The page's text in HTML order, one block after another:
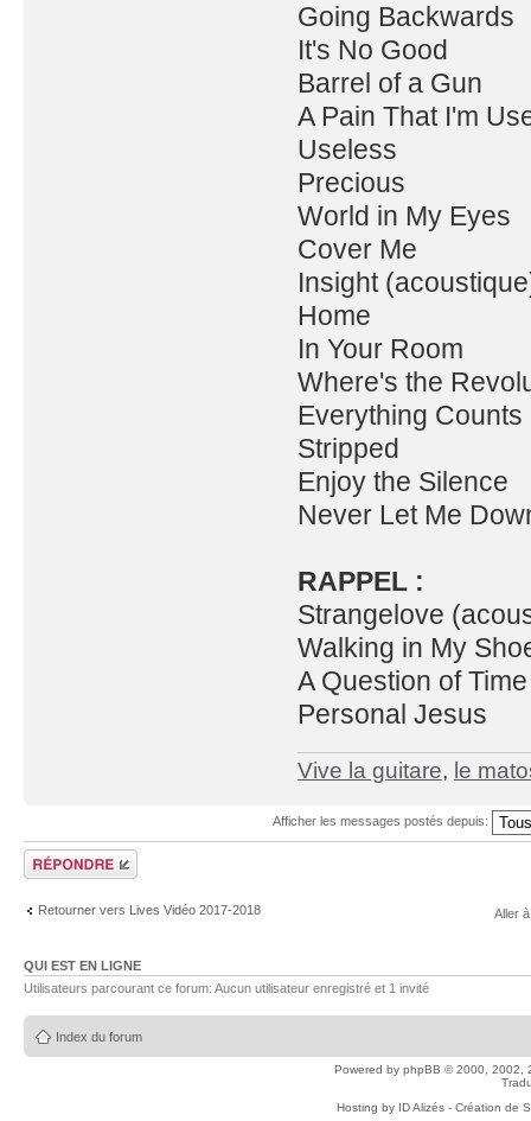
Going Backwards
It's No Good
Barrel of a Gun
A Pain That I'm
Useless
Precious
World in My Eyes
Cover Me
Insight
Home
In Your Room
Where's the
Everything Counts
Stripped
Enjoy the Silence
Never Let Me
RAPPEL :
Strangelove
Walking in My
A Question of Time
Personal Jesus
Vive la guitare, le
Afficher les messages postés depuis:
Répondre
Retourner vers Lives Vidéo 2017-2018 Aller
QUI EST EN LIGNE
Utilisateurs parcourant ce forum: Aucun utilisateur enregistré et 1 invité
Index du forum
Powered by phpBB © 2000, 2002,
Hosting by
ID Alizés - Création de